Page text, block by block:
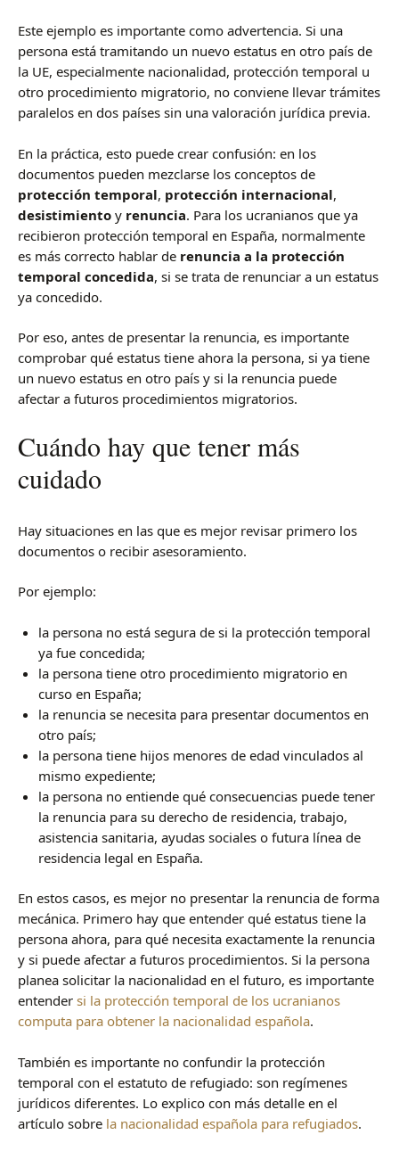
Este ejemplo es importante como advertencia. Si una
persona está tramitando un nuevo estatus en otro país de
la UE, especialmente nacionalidad, protección temporal u
otro procedimiento migratorio, no conviene llevar trámites
paralelos en dos países sin una valoración jurídica previa.
En la práctica, esto puede crear confusión: en los
documentos pueden mezclarse los conceptos de
protección temporal, protección internacional,
desistimiento y renuncia. Para los ucranianos que ya
recibieron protección temporal en España, normalmente
es más correcto hablar de renuncia a la protección
temporal concedida, si se trata de renunciar a un estatus
ya concedido.
Por eso, antes de presentar la renuncia, es importante
comprobar qué estatus tiene ahora la persona, si ya tiene
un nuevo estatus en otro país y si la renuncia puede
afectar a futuros procedimientos migratorios.
Cuándo hay que tener más
cuidado
Hay situaciones en las que es mejor revisar primero los
documentos o recibir asesoramiento.
Por ejemplo:
la persona no está segura de si la protección temporal
ya fue concedida;
la persona tiene otro procedimiento migratorio en
curso en España;
la renuncia se necesita para presentar documentos en
otro país;
la persona tiene hijos menores de edad vinculados al
mismo expediente;
la persona no entiende qué consecuencias puede tener
la renuncia para su derecho de residencia, trabajo,
asistencia sanitaria, ayudas sociales o futura línea de
residencia legal en España.
En estos casos, es mejor no presentar la renuncia de forma
mecánica. Primero hay que entender qué estatus tiene la
persona ahora, para qué necesita exactamente la renuncia
y si puede afectar a futuros procedimientos. Si la persona
planea solicitar la nacionalidad en el futuro, es importante
entender si la protección temporal de los ucranianos
computa para obtener la nacionalidad española.
También es importante no confundir la protección
temporal con el estatuto de refugiado: son regímenes
jurídicos diferentes. Lo explico con más detalle en el
artículo sobre la nacionalidad española para refugiados.